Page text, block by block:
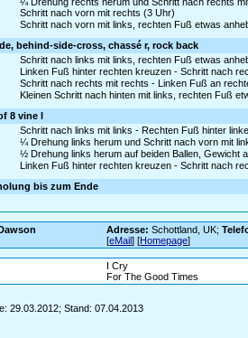
Schritt nach vorn mit rechts (3 Uhr)
Schritt nach vorn mit links, rechten Fuß etwas
behind-side-cross, chassé r, rock back
Schritt nach links mit links, rechten Fuß etwas
Linken Fuß hinter rechten kreuzen - Schritt nach
Schritt nach rechts mit rechts - Linken Fuß an
Kleinen Schritt nach hinten mit links, rechten Fuß
8 vine l
Schritt nach links mit links - Rechten Fuß hinter
¼ Drehung links herum und Schritt nach vorn mit
½ Drehung links herum auf beiden Ballen, Gewicht
Linken Fuß hinter rechten kreuzen - Schritt nach
bis zum Ende
Adresse: Schottland, UK;
[eMail] [Homepage]
I Cry
For The Good Times
29.03.2012; Stand: 07.04.2013